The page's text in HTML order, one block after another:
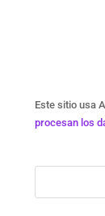
Este sitio usa
procesan los